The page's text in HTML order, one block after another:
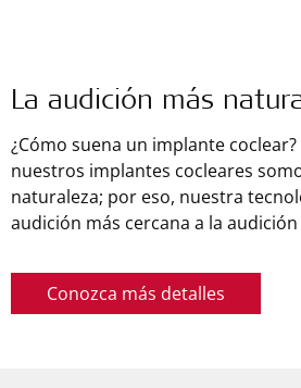
La audición más
¿Cómo suena un implante
nuestros implantes cocleares
naturaleza; por eso, nuestra
audición más cercana a la
Conozca más detalles